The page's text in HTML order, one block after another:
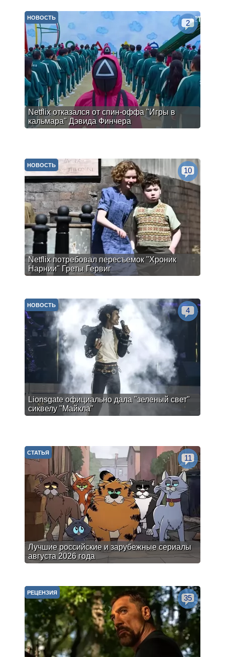
Netflix отказался от спин-оффа "Игры в
кальмара" Дэвида Финчера
НОВОСТЬ
2
Netflix потребовал пересъемок "Хроник
Нарнии" Греты Гервиг
НОВОСТЬ
10
Lionsgate официально дала "зеленый свет"
сиквелу "Майкла"
НОВОСТЬ
4
Лучшие российские и зарубежные сериалы
августа 2026 года
СТАТЬЯ
11
РЕЦЕНЗИЯ
35